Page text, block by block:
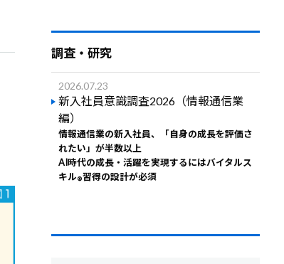
調査・研究
2026.07.23
新入社員意識調査2026（情報通信業
編）
情報通信業の新入社員、「自身の成長を評価さ
れたい」が半数以上
AI時代の成長・活躍を実現するにはバイタルス
キル®習得の設計が必須